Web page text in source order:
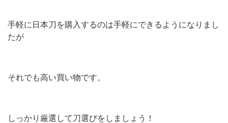
手軽に日本刀を購入するのは手軽にできるようになりまし
たが
それでも高い買い物です。
しっかり厳選して刀選びをしましょう！